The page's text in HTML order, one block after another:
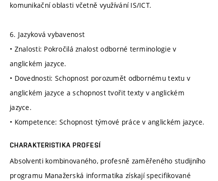
komunikační oblasti včetně využívání IS/ICT.
6. Jazyková vybavenost
• Znalosti: Pokročilá znalost odborné terminologie v
anglickém jazyce.
• Dovednosti: Schopnost porozumět odbornému textu v
anglickém jazyce a schopnost tvořit texty v anglickém
jazyce.
• Kompetence: Schopnost týmové práce v anglickém jazyce.
CHARAKTERISTIKA PROFESÍ
Absolventi kombinovaného, profesně zaměřeného studijního
programu Manažerská informatika získají specifikované